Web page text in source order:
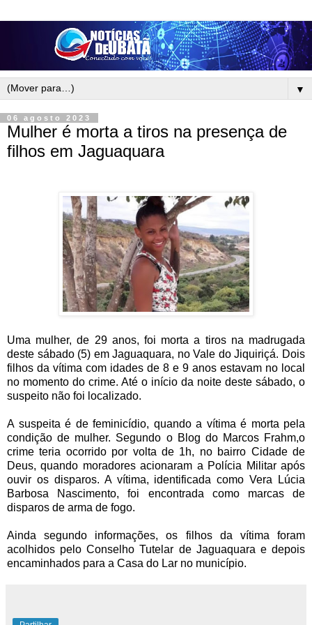
▼
06 agosto 2023
Mulher é morta a tiros na presença de
filhos em Jaguaquara
Uma mulher, de 29 anos, foi morta a tiros na madrugada
deste sábado (5) em Jaguaquara, no Vale do Jiquiriçá. Dois
filhos da vítima com idades de 8 e 9 anos estavam no local
no momento do crime. Até o início da noite deste sábado, o
suspeito não foi localizado.
A suspeita é de feminicídio, quando a vítima é morta pela
condição de mulher. Segundo o Blog do Marcos Frahm,o
crime teria ocorrido por volta de 1h, no bairro Cidade de
Deus, quando moradores acionaram a Polícia Militar após
ouvir os disparos. A vítima, identificada como Vera Lúcia
Barbosa Nascimento, foi encontrada como marcas de
disparos de arma de fogo.
Ainda segundo informações, os filhos da vítima foram
acolhidos pelo Conselho Tutelar de Jaguaquara e depois
encaminhados para a Casa do Lar no município.